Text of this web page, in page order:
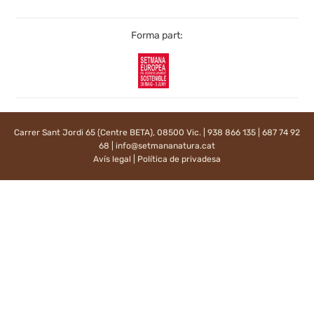
Forma part:
Carrer Sant Jordi 65 (Centre BETA), 08500 Vic. | 938 866 135 | 687 74 92
68 | info@setmananatura.cat
Avís legal
Política de privadesa